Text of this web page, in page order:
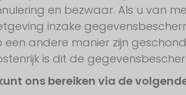
en bezwaar. Als u van
inzake
een andere manier zijn
is dit de
ons bereiken via de